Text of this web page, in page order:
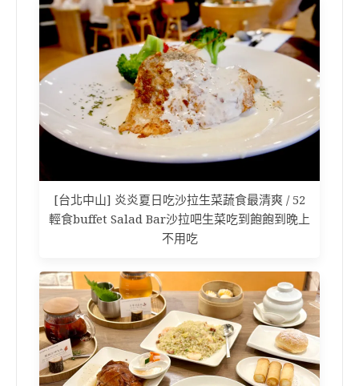
[台北中山] 炎炎夏日吃沙拉生菜蔬食最清爽 / 52
輕食buffet Salad Bar沙拉吧生菜吃到飽飽到晚上
不用吃